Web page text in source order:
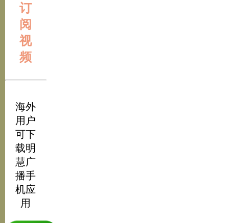
订
阅
视
频
海外
用户
可下
载明
慧广
播手
机应
用